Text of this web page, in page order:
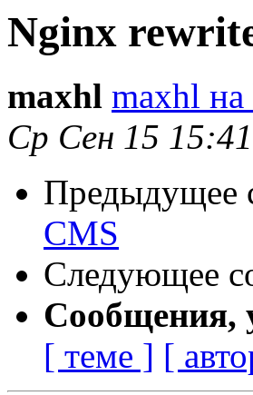
Nginx
maxhl maxhl
Ср Сен 15
Предыдущее
CMS
Следующее
Сообщения,
[ теме ] [